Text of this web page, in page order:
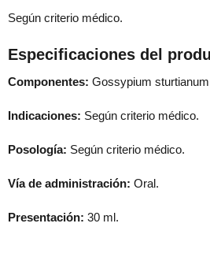
Según criterio médico.
Especificaciones del
Componentes: Gossypium
Indicaciones: Según criterio médico.
Posología: Según criterio médico.
Vía de administración: Oral.
Presentación: 30 ml.